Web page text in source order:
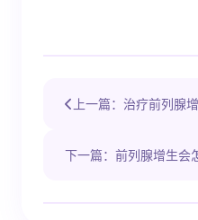
上一篇：治疗前列腺
下一篇：前列腺增生会